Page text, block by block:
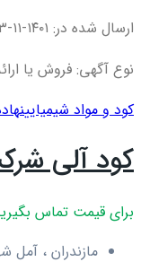
ارسال شده در: ۱۴۰۱-۱۱-۱۳
نوع آگهی: فروش یا
کود و مواد شیمیایی
کود آلی
برای قیمت تماس
مازندران ، آمل شهرک